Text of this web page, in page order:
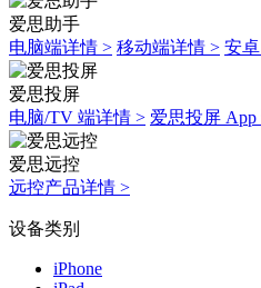
爱思助手
电脑端详情 > 移动端详情 > 安
爱思投屏
电脑/TV 端详情 > 爱思投屏 App
爱思远控
远控产品详情 >
设备类别
iPhone